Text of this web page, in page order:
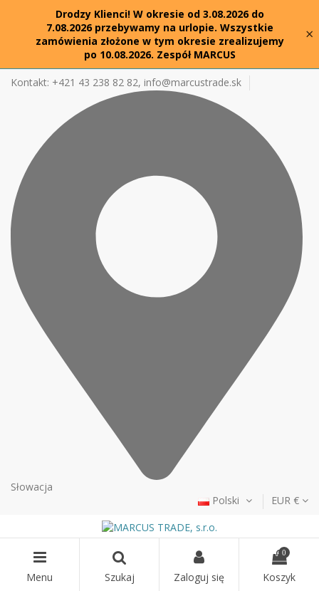
Drodzy Klienci! W okresie od 3.08.2026 do
7.08.2026 przebywamy na urlopie. Wszystkie
zamówienia złożone w tym okresie zrealizujemy
po 10.08.2026. Zespół MARCUS
×
Kontakt: +421 43 238 82 82, info@marcustrade.sk
Słowacja
Polski
EUR €
Menu Szukaj Zaloguj się
0
Koszyk